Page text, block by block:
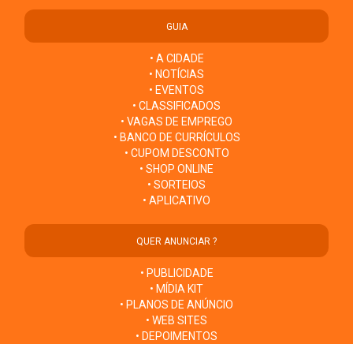
GUIA
• A CIDADE
• NOTÍCIAS
• EVENTOS
• CLASSIFICADOS
• VAGAS DE EMPREGO
• BANCO DE CURRÍCULOS
• CUPOM DESCONTO
• SHOP ONLINE
• SORTEIOS
• APLICATIVO
QUER ANUNCIAR ?
• PUBLICIDADE
• MÍDIA KIT
• PLANOS DE ANÚNCIO
• WEB SITES
• DEPOIMENTOS